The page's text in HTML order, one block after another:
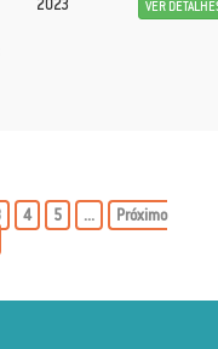
2023 VER
4 5
...